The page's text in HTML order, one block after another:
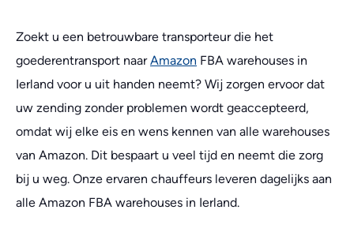
Zoekt u een betrouwbare transporteur die het
goederentransport naarAmazon FBA warehouses in
Ierland voor u uit handen neemt? Wij zorgen ervoor dat
uw zending zonder problemen wordt geaccepteerd,
omdat wij elke eis en wens kennen van alle warehouses
van Amazon. Dit bespaart u veel tijd en neemt die zorg
bij u weg. Onze ervaren chauffeurs leveren dagelijks aan
alle Amazon FBA warehouses in Ierland.